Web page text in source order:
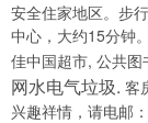
安全住家地区。步
中心，大约15分钟
佳中国超市, 公共
网水电气垃圾. 客
兴趣祥情，请电邮：